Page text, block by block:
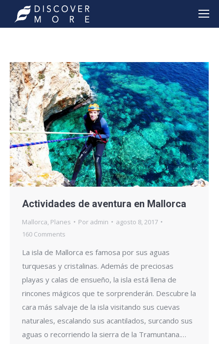
Actividades de aventura en Mallorca
Mallorca, Planes Por admin
agosto 8, 2017
160 Comments
La isla de Mallorca es famosa por sus aguas
turquesas y cristalinas. Además de preciosas
playas y calas de ensueño, la isla está llena de
rincones mágicos que te sorprenderán. Descubre la
cara más salvaje de la isla visitando sus cuevas
naturales, escalando sus acantilados, surcando sus
aguas o recorriendo la sierra de la Tramuntana.…